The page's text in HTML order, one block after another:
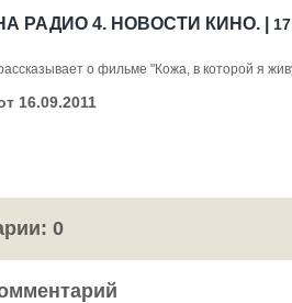
РАДИО 4. НОВОСТИ КИНО. |
о фильме "Кожа, в которой я
16.09.2011
0